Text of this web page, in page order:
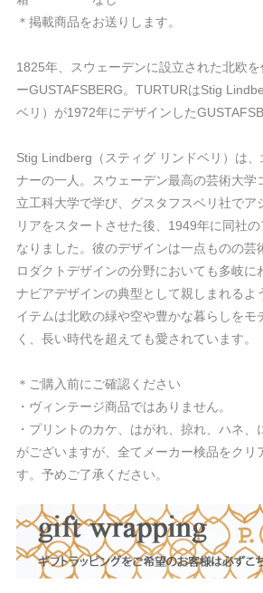
＊掲載商品をお送りします。
1825年、スウェーデンに設立された北欧
ーGUSTAFSBERG。TURTURはStig
ベリ）が1972年にデザインした
Stig Lindberg（スティグ リンドベリ）は
ナーの一人。スウェーデン最高の芸術大学
立工科大学で学び、グスタフスベリ社でア
リアをスタートさせた後、1949年に同社
なりました。彼のデザインは一点ものの芸
ロダクトデザインの分野においても多岐に
ナビアデザインの典型として親しまれるよ
イテムは北欧の緑や空や豊かな暮らしをモ
く、長い時代を超えても愛されています。
＊ご購入前にご確認ください
・ヴィンテージ商品ではありません。
・プリントのカケ、はがれ、掠れ、ハネ
がございますが、全てメーカー検品をクリ
す。予めご了承ください。